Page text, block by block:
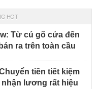
HOT
Từ cú gõ cửa đến
ra trên toàn cầu
tiền tiết kiệm
lương rất hiệu